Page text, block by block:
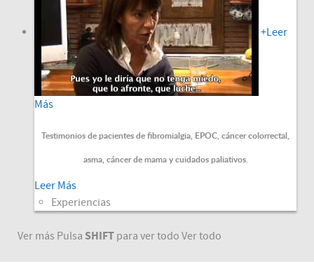
+Leer
Más
Testimonios de pacientes de fibromialgia, EPOC, cáncer colorrectal,
asma, cáncer de mama y cuidados paliativos.
Leer Más
Experiencias
Ver más Pulsa SHIFT para ver todo Ver todo